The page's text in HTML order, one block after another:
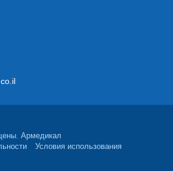
Армедикал
Условия использования